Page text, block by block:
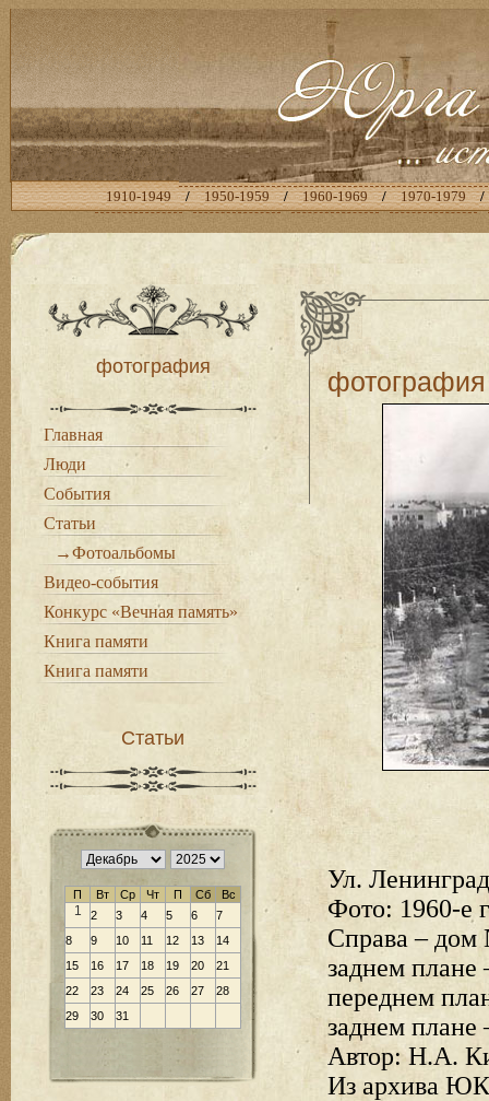
1910-1949 / 1950-1959 / 1960-1969 / 1970-1979 /
фотография
Главная
Люди
События
Статьи
→Фотоальбомы
Видео-события
Конкурс «Вечная память»
Книга памяти
Книга памяти
Статьи
П Вт Ср Чт П Сб Вс
1 2 3 4 5 6
7
8
9 10 11 12 13
14
15
16 17 18 19 20
21
22
23 24 25 26 27
28
29
30 31
фотография
Ул.
Фото: 1960-е
Справа –
заднем плане
переднем
заднем плане
Автор: Н.А.
Из архива